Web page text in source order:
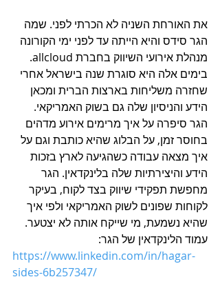
את האורחת השניה לא הכרתי לפני. שמה
הגר סידס והיא הייתה עד לפני ימי הקורונה
מנהלת אירועי השיווק בחברת allcloud.
בימים אלה היא סוגרת שנה בישראל אחרי
שחזרה משליחות בארצות הברית ומכאן
הידע והניסיון שלה גם בשוק האמריקאי.
הגר סיפרה על איך מרימים אירוע מדהים
בחוסר זמן, על הבלוג שהיא כותבת וגם על
איך מצאה עבודה כשהגיעה לארץ בזכות
הידע והיצירתיות שלה בלינקדאין. הגר
מחפשת תפקידי שיווק בצד לקוח, בעיקר
לקוחות שפונים לשוק האמריקאי ולפי איך
שהיא נשמעת, מי שייקח אותה לא יצטער.
עמוד הלינקדאין של הגר:
https://www.linkedin.com/in/hagar-
sides-6b257347/